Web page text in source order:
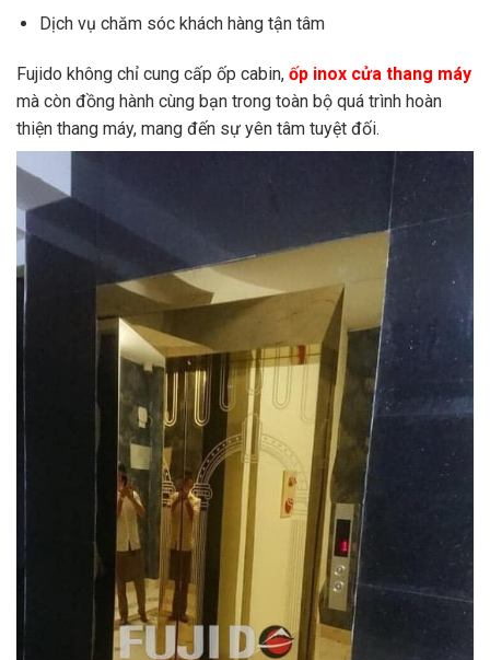
Dịch vụ chăm sóc khách hàng tận tâm
Fujido không chỉ cung cấp ốp cabin, ốp inox cửa thang máy
mà còn đồng hành cùng bạn trong toàn bộ quá trình hoàn
thiện thang máy, mang đến sự yên tâm tuyệt đối.